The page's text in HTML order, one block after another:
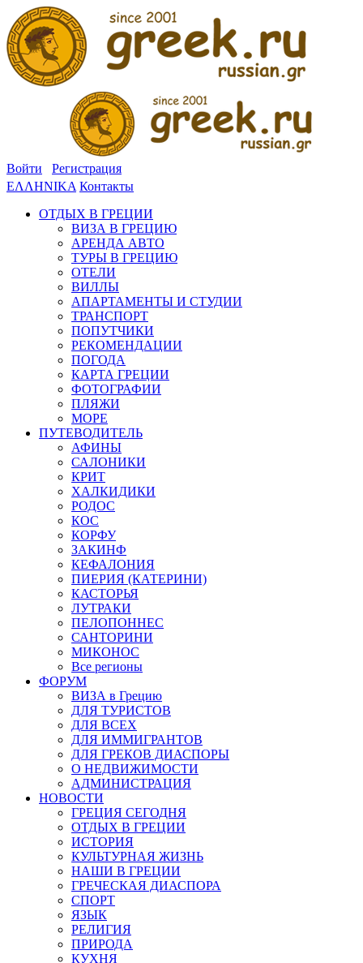
Войти
Регистрация
ΕΛΛΗΝΙΚΑ Контакты
ОТДЫХ В ГРЕЦИИ
ВИЗА В ГРЕЦИЮ
АРЕНДА АВТО
ТУРЫ В ГРЕЦИЮ
ОТЕЛИ
ВИЛЛЫ
АПАРТАМЕНТЫ И СТУДИИ
ТРАНСПОРТ
ПОПУТЧИКИ
РЕКОМЕНДАЦИИ
ПОГОДА
КАРТА ГРЕЦИИ
ФОТОГРАФИИ
ПЛЯЖИ
МОРЕ
ПУТЕВОДИТЕЛЬ
АФИНЫ
САЛОНИКИ
КРИТ
ХАЛКИДИКИ
РОДОС
КОС
КОРФУ
ЗАКИНФ
КЕФАЛОНИЯ
ПИЕРИЯ (КАТЕРИНИ)
КАСТОРЬЯ
ЛУТРАКИ
ПЕЛОПОННЕС
САНТОРИНИ
МИКОНОС
Все регионы
ФОРУМ
ВИЗА в Грецию
ДЛЯ ТУРИСТОВ
ДЛЯ ВСЕХ
ДЛЯ ИММИГРАНТОВ
ДЛЯ ГРЕКОВ ДИАСПОРЫ
О НЕДВИЖИМОСТИ
АДМИНИСТРАЦИЯ
НОВОСТИ
ГРЕЦИЯ СЕГОДНЯ
ОТДЫХ В ГРЕЦИИ
ИСТОРИЯ
КУЛЬТУРНАЯ ЖИЗНЬ
НАШИ В ГРЕЦИИ
ГРЕЧЕСКАЯ ДИАСПОРА
СПОРТ
ЯЗЫК
РЕЛИГИЯ
ПРИРОДА
КУХНЯ